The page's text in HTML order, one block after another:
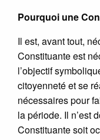
Pourquoi une
Il est, avant tout,
Constituante est
l’objectif
citoyenneté et se
nécessaires pour
la période. Il n’est
Constituante soit